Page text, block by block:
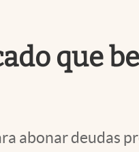
que
abonar deudas